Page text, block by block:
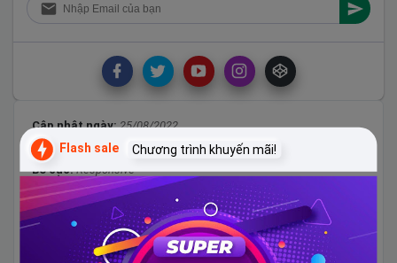
Cập nhật ngày: 25/08/2022
Phiên bản: Premium
Bố cục: Responsive
Loại file: ZIP
Hướng dẫn sử dụng: Đính kèm trong file
Hướng dẫn cài đặt cơ bản: tại đây
Flash sale Chương trình khuyến mãi!